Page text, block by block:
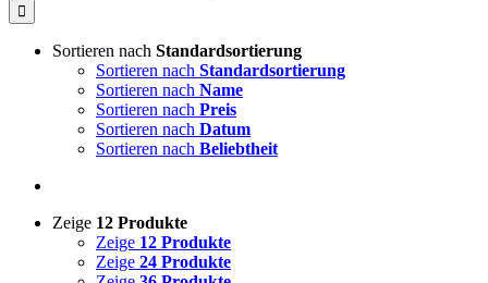
Sortieren nach Standardsortierung
Sortieren nach Standardsortierung
Sortieren nach Name
Sortieren nach Preis
Sortieren nach Datum
Sortieren nach Beliebtheit
Zeige 12 Produkte
Zeige 12 Produkte
Zeige 24 Produkte